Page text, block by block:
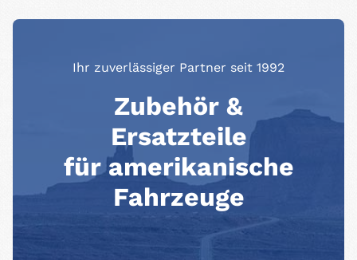
Ihr zuverlässiger Partner seit 1992
Zubehör &
Ersatzteile
für amerikanische
Fahrzeuge